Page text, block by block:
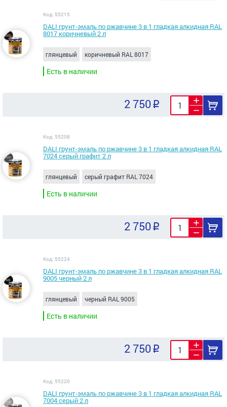
Код: 55215
DALI грунт-эмаль по ржавчине 3 в 1 гладкая алкидная RAL
8017 коричневый 2 л
глянцевый коричневый RAL 8017
Есть в наличии
2 750
Код: 55208
DALI грунт-эмаль по ржавчине 3 в 1 гладкая алкидная RAL
7024 серый графит 2 л
глянцевый серый графит RAL 7024
Есть в наличии
2 750
Код: 55224
DALI грунт-эмаль по ржавчине 3 в 1 гладкая алкидная RAL
9005 черный 2 л
глянцевый черный RAL 9005
Есть в наличии
2 750
Код: 55220
DALI грунт-эмаль по ржавчине 3 в 1 гладкая алкидная RAL
7004 серый 2 л